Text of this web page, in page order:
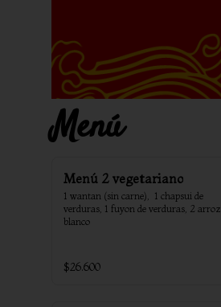
Menú
Menú 2 vegetariano
1 wantan (sin carne),  1 chapsui de
verduras, 1 fuyon de verduras, 2 arroz
blanco
$26.600